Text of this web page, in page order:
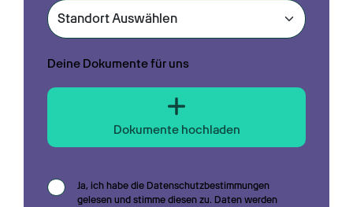
Deine Dokumente für uns
Dokumente hochladen
Ja, ich habe die Datenschutzbestimmungen
gelesen und stimme diesen zu. Daten werden